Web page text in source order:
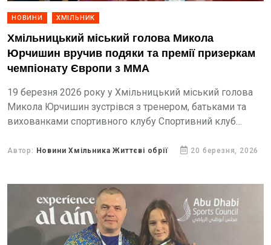
НОВИНИ ХМІЛЬНИК
Хмільницький міський голова Микола
Юрчишин вручив подяки та премії призеркам
чемпіонату Європи з ММА
19 березня 2026 року у Хмільницький міський голова
Микола Юрчишин зустрівся з тренером, батьками та
вихованками спортивного клубу Спортивний клуб
Європи зі змішаних...
Автор: Новини Хмільника Життєві обрії 20 березня, 2026